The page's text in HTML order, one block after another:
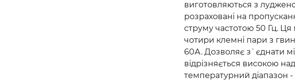
виготовляються з
розраховані на
струму частотою 50 Гц.
чотири клемні пари з
60А. Дозволяє з`єднати
відрізняється високою
температурний діапазон